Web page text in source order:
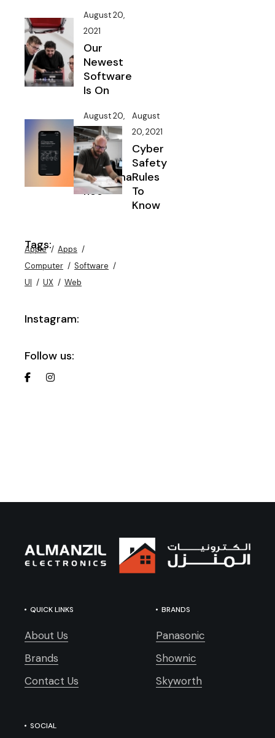
August 20,
2021
Our
Newest
Software
Is On
August 20,
2021
Create
High
Performa
nce
August
20, 2021
Cyber
Safety
Rules
To
Know
Tags:
Apple
Apps
Computer
Software
UI
UX Web
Instagram:
Follow us:
QUICK LINKS
About Us
Brands
Contact Us
BRANDS
Panasonic
Shownic
Skyworth
SOCIAL